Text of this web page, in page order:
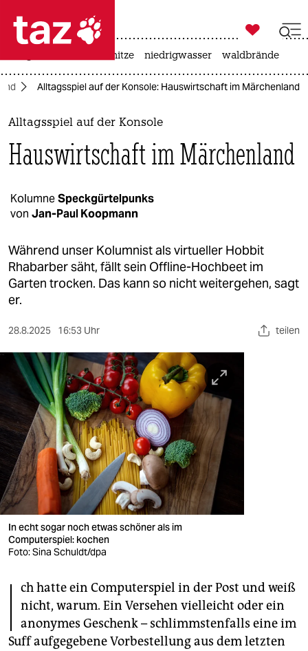
 taz zahl ich
taz zahl ich
themen
politik
gesellschaft
kultur
sport
berlin
nord
wahrheit
verlag
verlag
veranstaltungen
shop
fragen & hilfe
unterstützen
genossenschaft
epaper login

taz zahl ich
hitze niedrigwasser waldbrände
Alltagsspiel auf der Konsole: Hauswirtschaft im Märchenland
Alltagsspiel auf der Konsole
Hauswirtschaft im Märchenland
KolumneSpeckgürtelpunks
von Jan-Paul Koopmann
Während unser Kolumnist als virtueller Hobbit
Rhabarber säht, fällt sein Offline-Hochbeet im
Garten trocken. Das kann so nicht weitergehen, sagt
er.
28.8.2025 16:53 Uhr teilen
In echt sogar noch etwas schöner als im
Computerspiel: kochen
Foto: Sina Schuldt/dpa
I ch hatte ein Computerspiel in der Post und weiß
nicht, warum. Ein Versehen vielleicht oder ein
anonymes Geschenk – schlimmstenfalls eine im
Suff aufgegebene Vorbestellung aus dem letzten